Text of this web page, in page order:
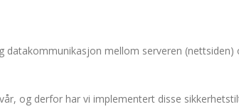
datakommunikasjon mellom serveren
og derfor har vi implementert disse